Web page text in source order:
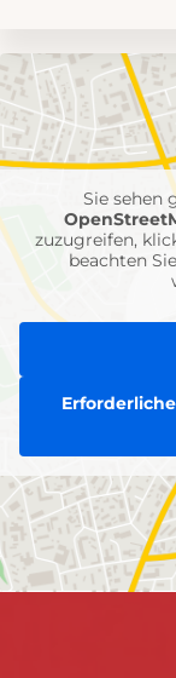
mit
Sie sehen
zuzugreifen,
beachten